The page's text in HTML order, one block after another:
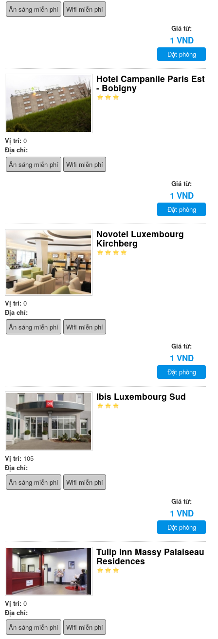
Ăn sáng miễn phí
Wifi miễn phí
Giá từ:
1 VND
Đặt phòng
Hotel Campanile Paris Est
- Bobigny
Vị trí: 0
Địa chỉ:
Ăn sáng miễn phí
Wifi miễn phí
Giá từ:
1 VND
Đặt phòng
Novotel Luxembourg
Kirchberg
Vị trí: 0
Địa chỉ:
Ăn sáng miễn phí
Wifi miễn phí
Giá từ:
1 VND
Đặt phòng
Ibis Luxembourg Sud
Vị trí: 105
Địa chỉ:
Ăn sáng miễn phí
Wifi miễn phí
Giá từ:
1 VND
Đặt phòng
Tulip Inn Massy Palaiseau
Residences
Vị trí: 0
Địa chỉ:
Ăn sáng miễn phí
Wifi miễn phí